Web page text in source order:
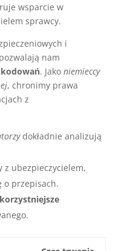
wsparcie w
sprawcy.
i
nam
. Jako niemieccy
, chronimy prawa
z
dokładnie analizują
z ubezpieczycielem,
o przepisach.